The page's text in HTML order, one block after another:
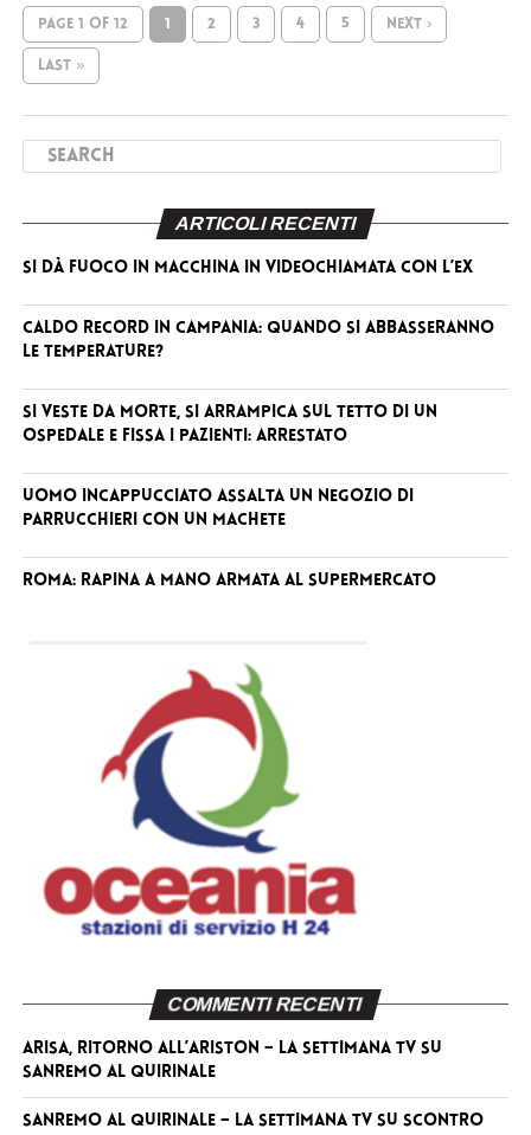
PAGE 1 OF 12 1 2 3 4 5 NEXT ›
LAST »
ARTICOLI RECENTI
Si dà fuoco in macchina in videochiamata con l’ex
Caldo record in Campania: quando si abbasseranno
le temperature?
Si veste da Morte, si arrampica sul tetto di un
ospedale e fissa i pazienti: arrestato
Uomo incappucciato assalta un negozio di
parrucchieri con un machete
Roma: rapina a mano armata al supermercato
COMMENTI RECENTI
Arisa, ritorno all’Ariston – La Settimana TVsu
Sanremo al Quirinale
Sanremo al Quirinale – La Settimana TVsu Scontro